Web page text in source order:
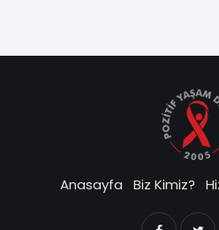
Anasayfa Biz Kimiz?